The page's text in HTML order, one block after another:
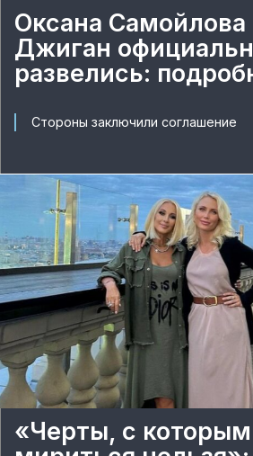
Оксана Самойлова
Джиган
развелись:
Стороны заключили соглашение
«Черты, с